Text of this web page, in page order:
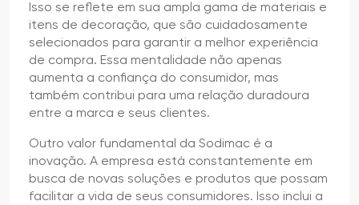
Isso se reflete em sua ampla gama de materiais e
itens de decoração, que são cuidadosamente
selecionados para garantir a melhor experiência
de compra. Essa mentalidade não apenas
aumenta a confiança do consumidor, mas
também contribui para uma relação duradoura
entre a marca e seus clientes.
Outro valor fundamental da Sodimac é a
inovação. A empresa está constantemente em
busca de novas soluções e produtos que possam
facilitar a vida de seus consumidores. Isso inclui a